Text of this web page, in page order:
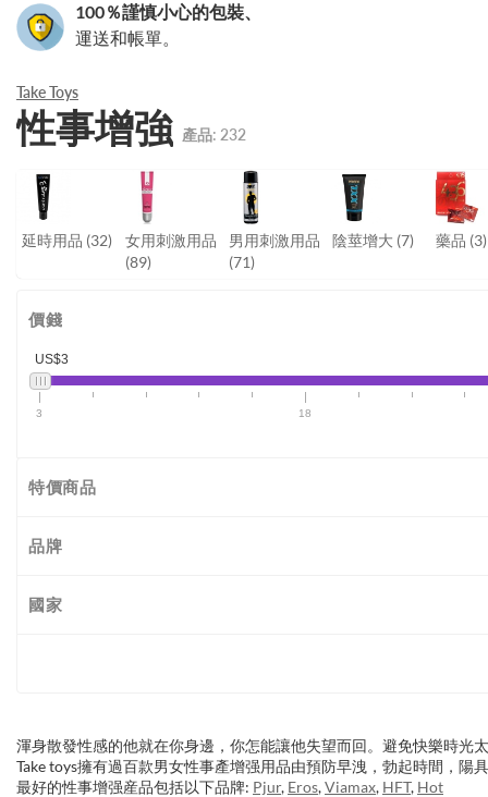
100％謹慎小心的包裝、
運送和帳單。
Take Toys
性事增強 產品: 232
延時用品 (32)
女用刺激用品
(89)
男用刺激用品
(71)
陰莖增大 (7) 藥品 (3)
價錢
US$3
3 18
特價商品
品牌
國家
渾身散發性感的他就在你身邊，你怎能讓他失望而回。避免快樂時光
Take toys擁有過百款男女性事產增强用品由預防早洩，勃起時間，
最好的性事增强産品包括以下品牌: Pjur, Eros,Viamax, HFT, Hot